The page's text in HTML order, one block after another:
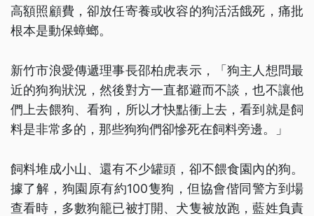
高額照顧費，卻放任寄養或收容的狗活活餓死，痛批
根本是動保蟑螂。
新竹市浪愛傳遞理事長邵柏虎表示，「狗主人想問最
近的狗狗狀況，然後對方一直都避而不談，也不讓他
們上去餵狗、看狗，所以才快點衝上去，看到就是飼
料是非常多的，那些狗狗們卻慘死在飼料旁邊。」
飼料堆成小山、還有不少罐頭，卻不餵食園內的狗。
據了解，狗園原有約100隻狗，但協會偕同警方到場
查看時，多數狗籠已被打開、犬隻被放跑，藍姓負責